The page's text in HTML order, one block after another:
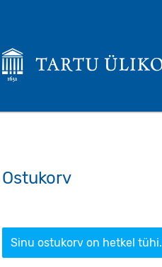
Ostukorv
Sinu ostukorv on hetkel tühi.